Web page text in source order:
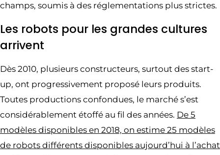
champs, soumis à des réglementations plus strictes.
Les robots pour les grandes cultures
arrivent
Dès 2010, plusieurs constructeurs, surtout des start-
up, ont progressivement proposé leurs produits.
Toutes productions confondues, le marché s’est
considérablement étoffé au fil des années. De 5
modèles disponibles en 2018, on estime 25 modèles
de robots différents disponibles aujourd’hui à l’achat